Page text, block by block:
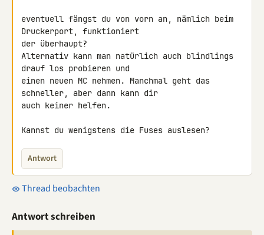
eventuell fängst du von vorn an, nämlich beim
Druckerport, funktioniert
der überhaupt?
Alternativ kann man natürlich auch blindlings
drauf los probieren und
einen neuen MC nehmen. Manchmal geht das
schneller, aber dann kann dir
auch keiner helfen.
Kannst du wenigstens die Fuses auslesen?
Antwort
Thread beobachten
Antwort schreiben